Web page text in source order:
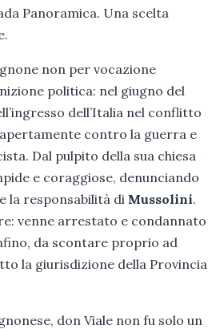
Panoramica. Una scelta
non per vocazione
politica: nel giugno del
dell’Italia nel conflitto
contro la guerra e
Dal pulpito della sua chiesa
e coraggiose, denunciando
la responsabilità di Mussolini.
venne arrestato e condannato
da scontare proprio ad
la giurisdizione della Provincia
don Viale non fu solo un